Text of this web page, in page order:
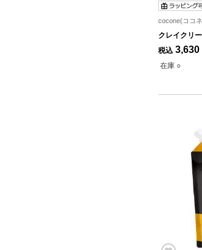
cocone(ココ
クレイクリ
税込 3,630
在庫 ○